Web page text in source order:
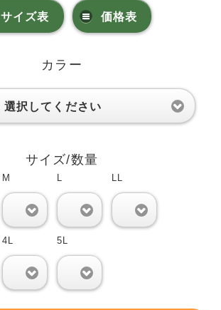
サイズ表 価格表
カラー
選択してください
サイズ/数量
M L LL
4L 5L